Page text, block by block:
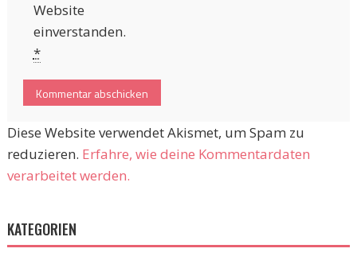
Website
einverstanden.
*
Diese Website verwendet Akismet, um Spam zu
reduzieren. Erfahre, wie deine Kommentardaten
verarbeitet werden.
KATEGORIEN